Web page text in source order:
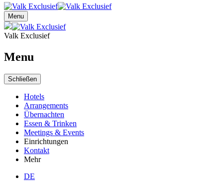
Menu
Valk Exclusief
Menu
Schließen
Hotels
Arrangements
Übernachten
Essen & Trinken
Meetings & Events
Einrichtungen
Kontakt
Mehr
DE